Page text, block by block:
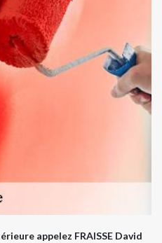
appelez FRAISSE David